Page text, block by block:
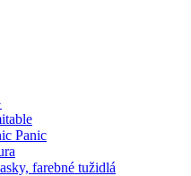
Panic
farebné tužidlá